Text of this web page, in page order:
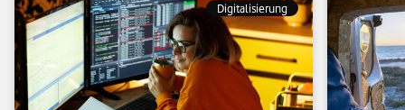
Digitalisierung